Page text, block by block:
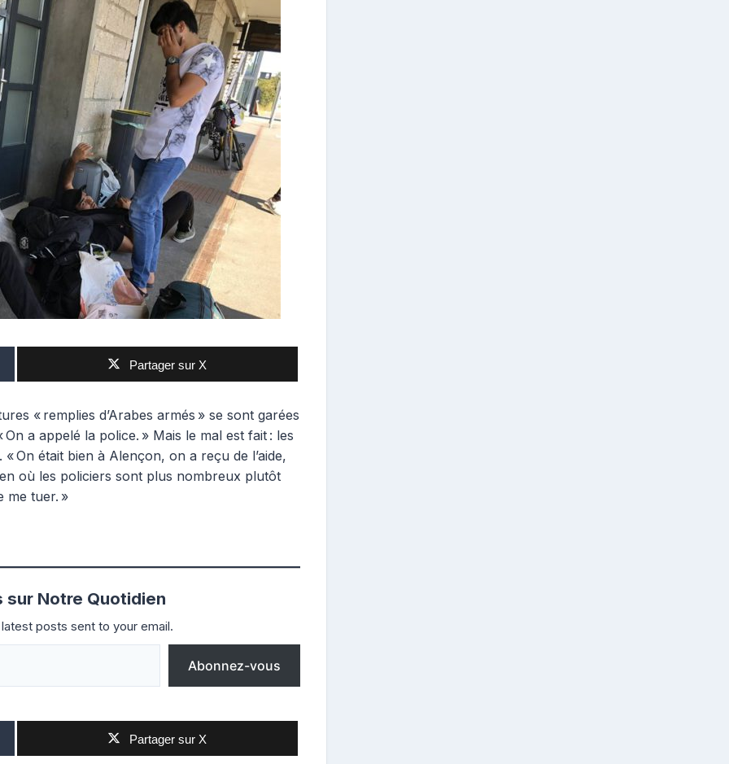
Partager sur X
« remplies d’Arabes armés » se sont garées
a appelé la police. » Mais le mal est fait : les
On était bien à Alençon, on a reçu de l’aide,
où les policiers sont plus nombreux plutôt
me tuer. »
sur Notre Quotidien
posts sent to your email.
Abonnez-vous
Partager sur X